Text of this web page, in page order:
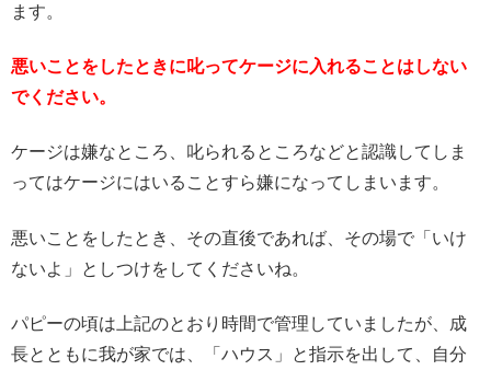
ます。
悪いことをしたときに叱ってケージに入れることはしない
でください。
ケージは嫌なところ、叱られるところなどと認識してしま
ってはケージにはいることすら嫌になってしまいます。
悪いことをしたとき、その直後であれば、その場で「いけ
ないよ」としつけをしてくださいね。
パピーの頃は上記のとおり時間で管理していましたが、成
長とともに我が家では、「ハウス」と指示を出して、自分